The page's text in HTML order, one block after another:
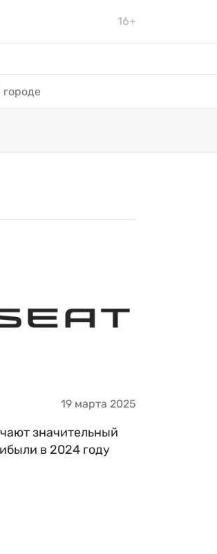
16+
городе
19 марта 2025
значительный
в 2024 году